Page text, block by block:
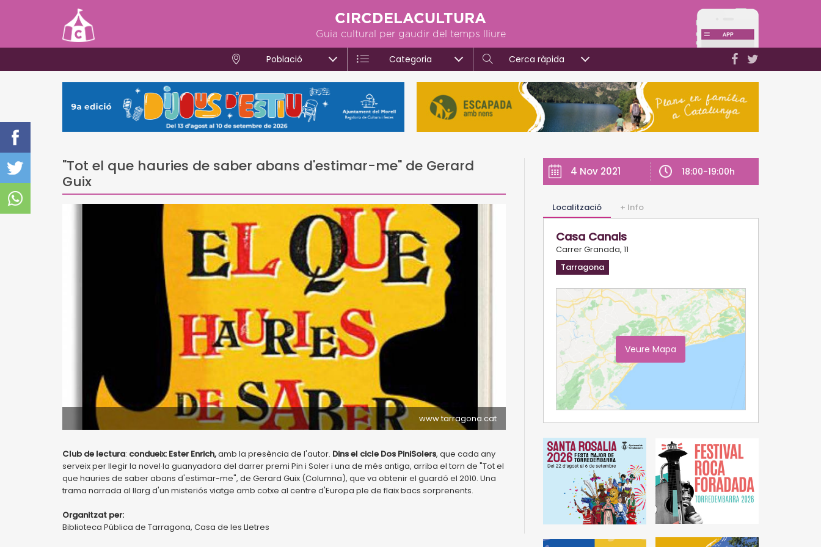
CIRCDELACULTURA
Guia cultural per gaudir del temps lliure
Població Categoria Cerca ràpida
"Tot el que hauries de saber abans d'estimar-me" de Gerard
Guix
www.tarragona.cat
Club de lectura: condueix: Ester Enrich,amb la presència de l'autor. Dins el cicle Dos PiniSolers, que cada any
serveix per llegir la novel·la guanyadora del darrer premi Pin i Soler i una de més antiga, arriba el torn de "Tot el
que hauries de saber abans d'estimar-me", de Gerard Guix (Columna), que va obtenir el guardó el 2010. Una
trama narrada al llarg d'un misteriós viatge amb cotxe al centre d'Europa ple de flaix bacs sorprenents.
Organitzat per:
Biblioteca Pública de Tarragona, Casa de les Lletres
4 Nov 2021 18:00-19:00h
Localització + Info
Casa Canals
Carrer Granada, 11
Tarragona
Veure Mapa